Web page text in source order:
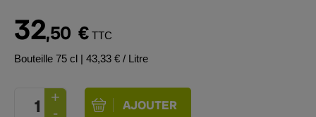
32,50 € TTC
Bouteille 75 cl | 43,33 € / Litre